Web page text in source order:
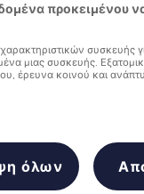
προκειμένου
συσκευής
μιας συσκευής.
έρευνα κοινού και
όλων